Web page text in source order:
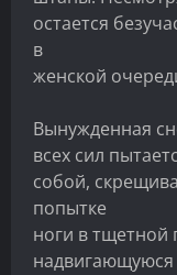
остается
в
женской
Вынужденная
всех сил
собой,
попытке
ноги в тщетной
надвигающуюся